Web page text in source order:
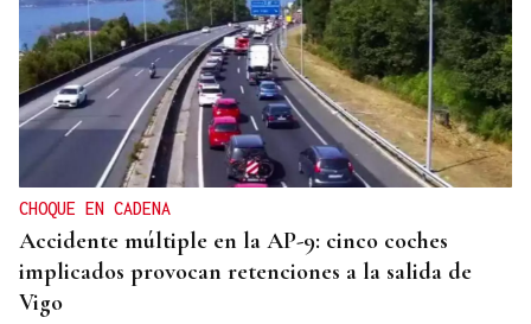
CHOQUE EN CADENA
Accidente múltiple en la AP-9: cinco coches
implicados provocan retenciones a la salida de
Vigo